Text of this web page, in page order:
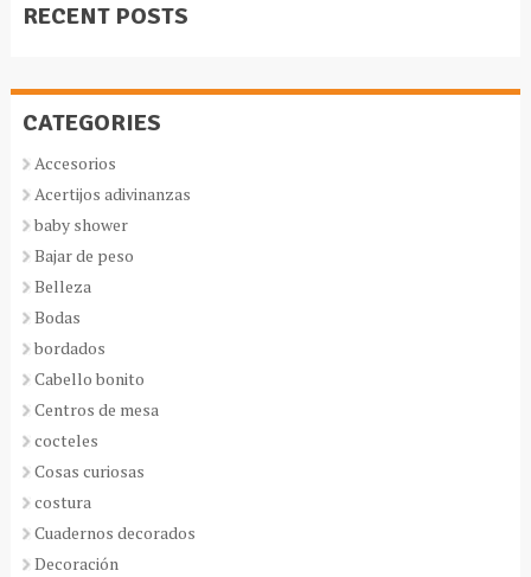
RECENT POSTS
CATEGORIES
Accesorios
Acertijos adivinanzas
baby shower
Bajar de peso
Belleza
Bodas
bordados
Cabello bonito
Centros de mesa
cocteles
Cosas curiosas
costura
Cuadernos decorados
Decoración